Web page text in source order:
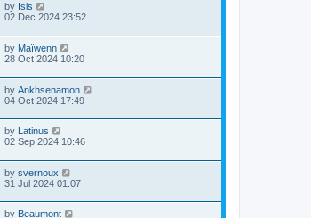
by Isis
02 Dec 2024 23:52
by Maïwenn
28 Oct 2024 10:20
by Ankhsenamon
04 Oct 2024 17:49
by Latinus
02 Sep 2024 10:46
by svernoux
31 Jul 2024 01:07
by Beaumont